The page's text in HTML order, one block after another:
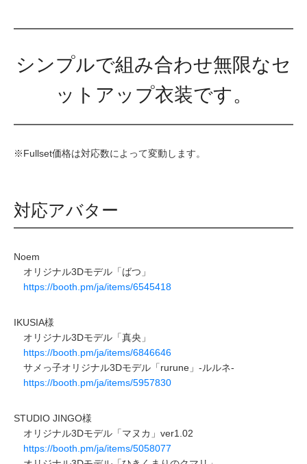
シンプルで組み合わせ無限なセ
ットアップ衣装です。
※Fullset価格は対応数によって変動します。
対応アバター
Noem
オリジナル3Dモデル「ばつ」
https://booth.pm/ja/items/6545418
IKUSIA様
オリジナル3Dモデル「真央」
https://booth.pm/ja/items/6846646
サメっ子オリジナル3Dモデル「rurune」-ルルネ-
https://booth.pm/ja/items/5957830
STUDIO JINGO様
オリジナル3Dモデル「マヌカ」ver1.02
https://booth.pm/ja/items/5058077